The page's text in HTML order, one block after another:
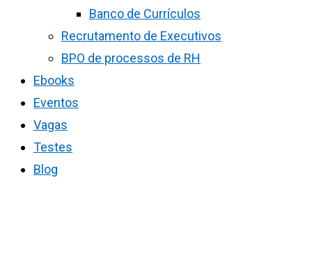
Banco de Currículos
Recrutamento de Executivos
BPO de processos de RH
Ebooks
Eventos
Vagas
Testes
Blog